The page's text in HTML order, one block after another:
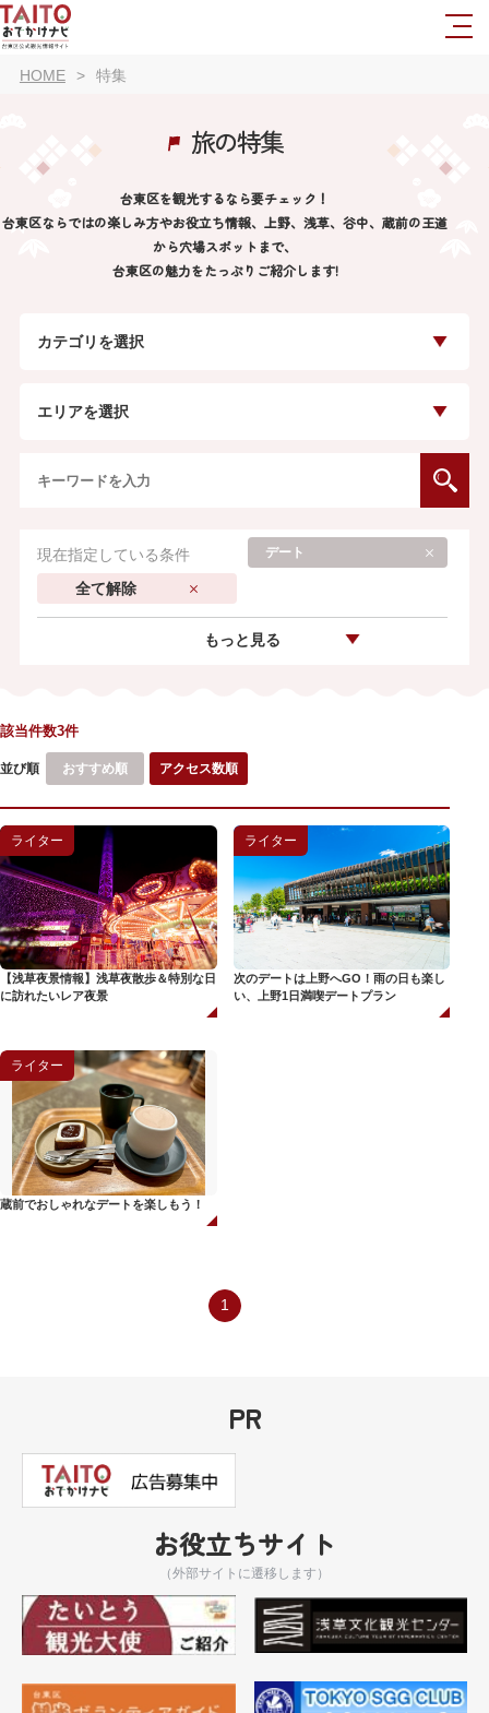
HOME 特集
旅の特集
台東区を観光するなら要チェック！
台東区ならではの楽しみ方やお役立ち情報、上野、浅草、谷中、蔵前の王道
から穴場スポットまで、
台東区の魅力をたっぷりご紹介します!
カテゴリを選択
エリアを選択
現在指定している条件 デート
全て解除
もっと見る
該当件数3件
並び順 おすすめ順 アクセス数順
ライター
【浅草夜景情報】浅草夜散歩＆特別な日
に訪れたいレア夜景
ライター
次のデートは上野へGO！雨の日も楽し
い、上野1日満喫デートプラン
ライター
蔵前でおしゃれなデートを楽しもう！
1
PR
お役立ちサイト
（外部サイトに遷移します）